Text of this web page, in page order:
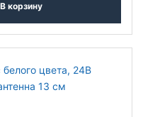
В корзину